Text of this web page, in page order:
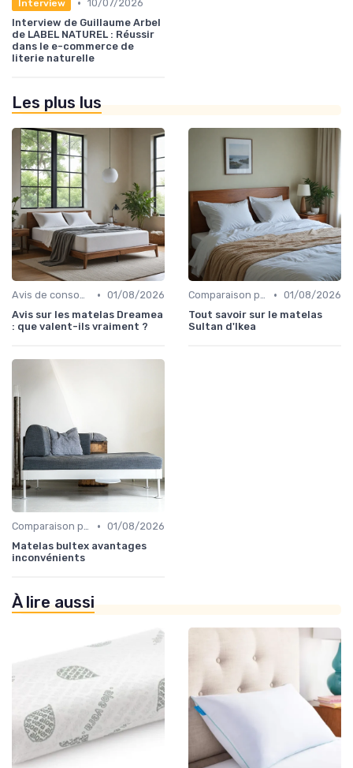
Interview
10/07/2026
Interview de Guillaume Arbel
de LABEL NATUREL : Réussir
dans le e-commerce de
literie naturelle
Les plus lus
Avis de consommateurs • 01/08/2026
Avis sur les matelas Dreamea
: que valent-ils vraiment ?
Comparaison par marque • 01/08/2026
Tout savoir sur le matelas
Sultan d'Ikea
Comparaison par marque • 01/08/2026
Matelas bultex avantages
inconvénients
À lire aussi